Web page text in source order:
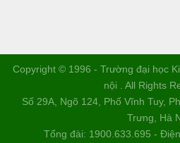
Copyright © 1996 - Trường đại học
nội . All Rights
Số 29A, Ngõ 124, Phố Vĩnh Tuy,
Trưng, Hà
Tổng đài: 1900.633.695 -